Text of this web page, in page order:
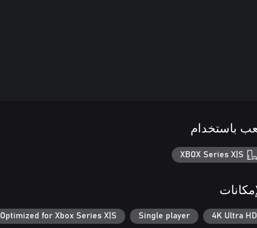
باستخدام
XBOX Series X|S
4K Ultra HD
Single player
Optimized for Xbox Series X|S